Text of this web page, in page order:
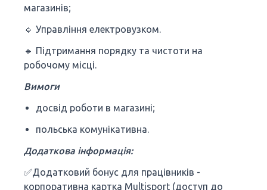
магазинів;
🔹 Управління електровузком.
🔹 Підтримання порядку та чистоти на
робочому місці.
Вимоги
досвід роботи в магазині;
польська комунікативна.
Додаткова інформація:
✅Додатковий бонус для працівників -
корпоративна картка Multisport (доступ до